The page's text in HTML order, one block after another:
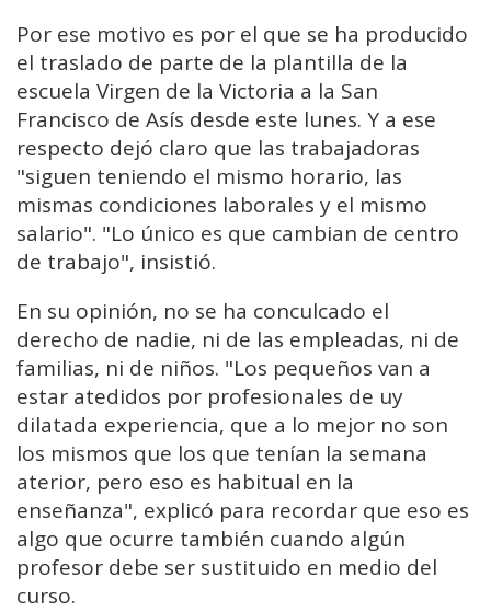
Por ese motivo es por el que se ha producido
el traslado de parte de la plantilla de la
escuela Virgen de la Victoria a la San
Francisco de Asís desde este lunes. Y a ese
respecto dejó claro que las trabajadoras
"siguen teniendo el mismo horario, las
mismas condiciones laborales y el mismo
salario". "Lo único es que cambian de centro
de trabajo", insistió.
En su opinión, no se ha conculcado el
derecho de nadie, ni de las empleadas, ni de
familias, ni de niños. "Los pequeños van a
estar atedidos por profesionales de uy
dilatada experiencia, que a lo mejor no son
los mismos que los que tenían la semana
aterior, pero eso es habitual en la
enseñanza", explicó para recordar que eso es
algo que ocurre también cuando algún
profesor debe ser sustituido en medio del
curso.